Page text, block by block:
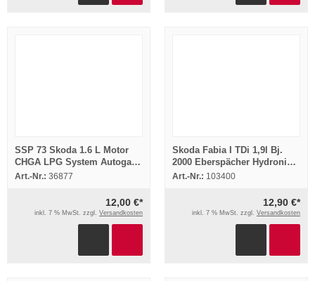
SSP 73 Skoda 1.6 L Motor
CHGA LPG System Autogas
Selbststudienprogramm 2009
Art.-Nr.: 36877
12,00 €*
inkl. 7 % MwSt. zzgl. Versandkosten
Skoda Fabia I TDi 1,9l Bj.
2000 Eberspächer Hydronic
D5WS Einbau Standheizung
Art.-Nr.: 103400
12,90 €*
inkl. 7 % MwSt. zzgl. Versandkosten